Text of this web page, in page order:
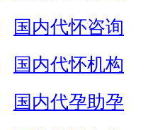
国内代怀咨询
国内代怀机构
国内代孕助孕